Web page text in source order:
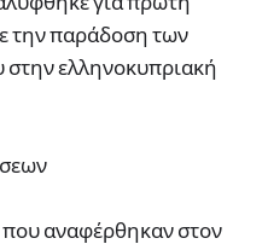
την παράδοση των
ελληνοκυπριακή
αναφέρθηκαν στον